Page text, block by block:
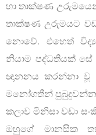
හා තාක්ෂණ
තාක්ෂණ උරුමයට
නොවේ. එහෙත්
නියාම පද්ධතියක්
ඥානනය කරන්නා වූ
මනෝගතීන්
කලාව මිනිසා වඩා
ඔහුගේ මානසික